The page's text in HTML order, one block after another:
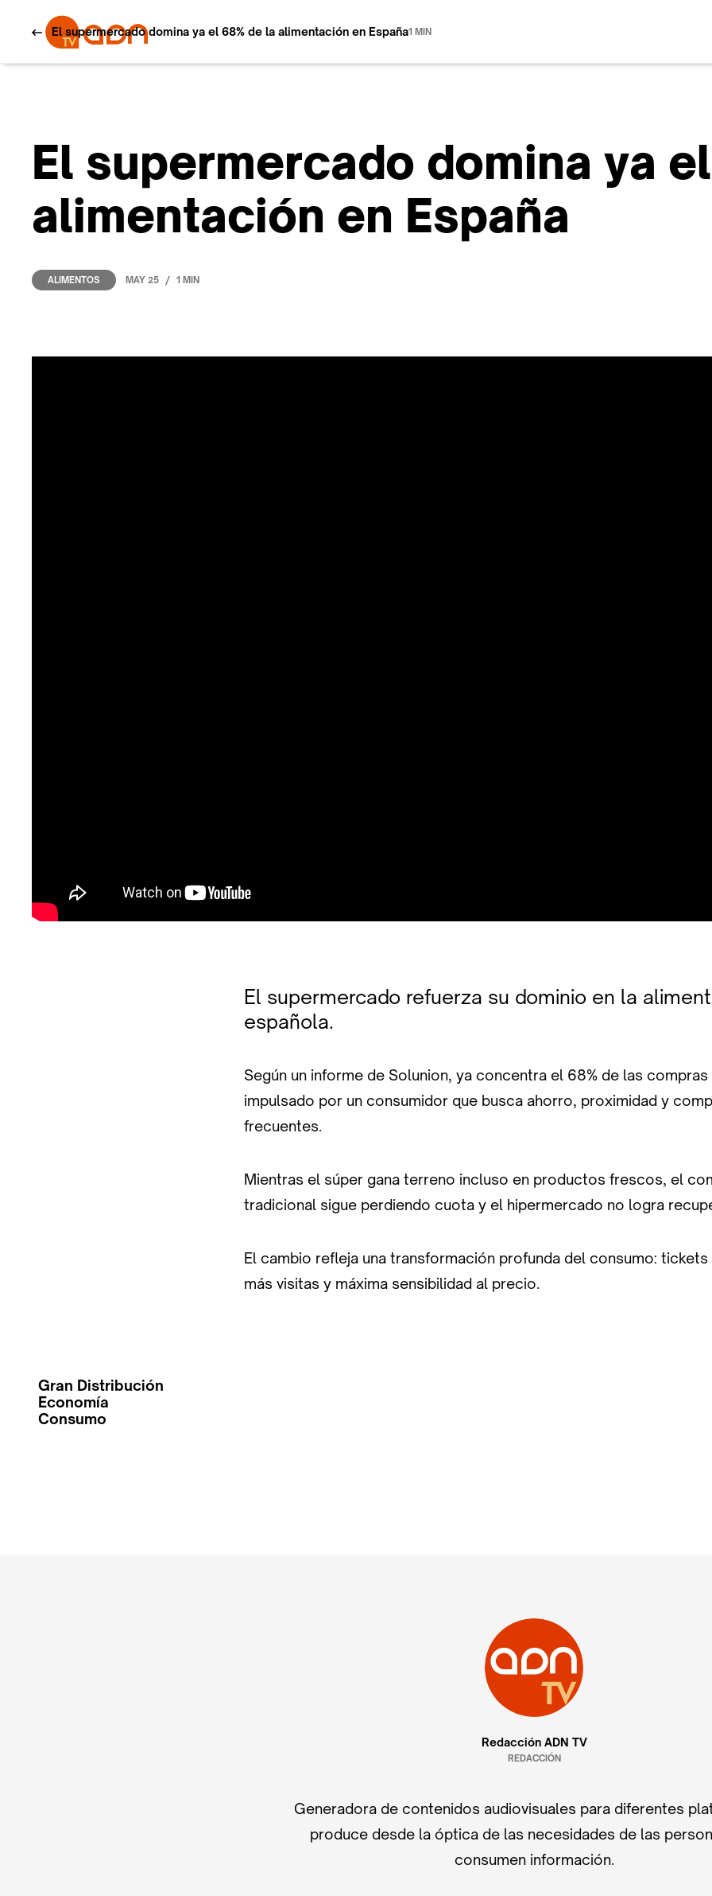
El supermercado domina ya el 68% de la alimentación en España1 MIN
El supermercado domina ya
alimentación en España
ALIMENTOS MAY 25 / 1 MIN
El supermercado refuerza su dominio en la
española.
Según un informe de Solunion, ya concentra el 68% de las compras
impulsado por un consumidor que busca ahorro, proximidad y
frecuentes.
Mientras el súper gana terreno incluso en productos frescos, el
tradicional sigue perdiendo cuota y el hipermercado no logra
El cambio refleja una transformación profunda del consumo: tickets
más visitas y máxima sensibilidad al precio.
Gran Distribución
Economía
Consumo
Redacción ADN TV
REDACCIÓN
Generadora de contenidos audiovisuales para diferentes
produce desde la óptica de las necesidades de las
consumen información.